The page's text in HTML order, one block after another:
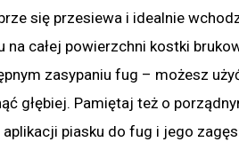
się przesiewa i idealnie
na całej powierzchni kostki
zasypaniu fug – możesz
głębiej. Pamiętaj też o
piasku do fug i jego